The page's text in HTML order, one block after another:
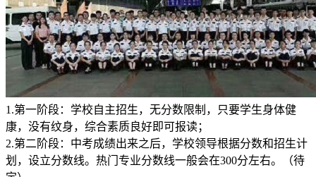
1.第一阶段：学校自主招生，无分数限制，只要学生身体健
康，没有纹身，综合素质良好即可报读；
2.第二阶段：中考成绩出来之后，学校领导根据分数和招生计
划，设立分数线。热门专业分数线一般会在300分左右。（待